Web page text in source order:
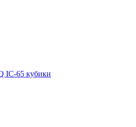
IC-65 кубики